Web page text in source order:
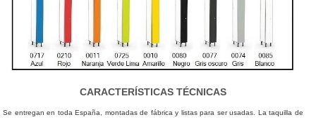
CARACTERÍSTICAS TÉCNICAS
Se entregan en toda España, montadas de fábrica y listas para ser usadas. La taquilla de